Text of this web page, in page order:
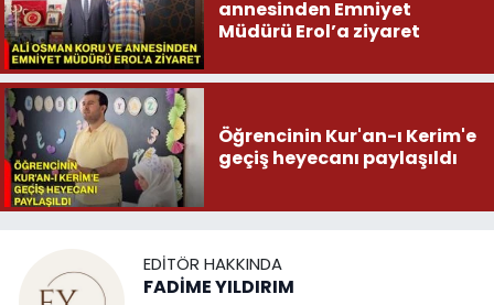
annesinden Emniyet
Müdürü Erol’a ziyaret
Öğrencinin Kur'an-ı Kerim'e
geçiş heyecanı paylaşıldı
EDITÖR HAKKINDA
FADİME YILDIRIM